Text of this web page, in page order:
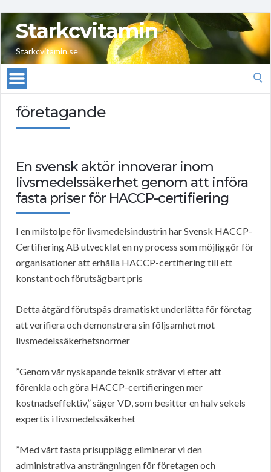
Starkcvitamin
Starkcvitamin.se
företagande
En svensk aktör innoverar inom
livsmedelssäkerhet genom att införa
fasta priser för HACCP-certifiering
I en milstolpe för livsmedelsindustrin har Svensk HACCP-
Certifiering AB utvecklat en ny process som möjliggör för
organisationer att erhålla HACCP-certifiering till ett
konstant och förutsägbart pris
Detta åtgärd förutspås dramatiskt underlätta för företag
att verifiera och demonstrera sin följsamhet mot
livsmedelssäkerhetsnormer
”Genom vår nyskapande teknik strävar vi efter att
förenkla och göra HACCP-certifieringen mer
kostnadseffektiv,” säger VD, som besitter en halv sekels
expertis i livsmedelssäkerhet
”Med vårt fasta prisupplägg eliminerar vi den
administrativa ansträngningen för företagen och